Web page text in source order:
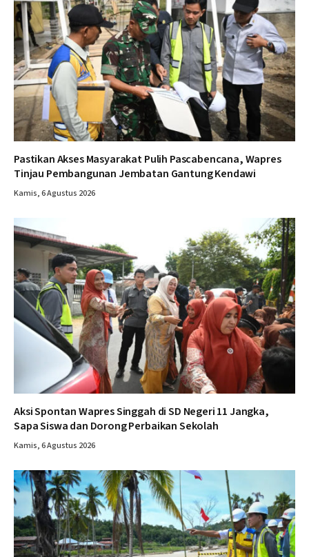
Pastikan Akses Masyarakat Pulih Pascabencana, Wapres
Tinjau Pembangunan Jembatan Gantung Kendawi
Kamis, 6 Agustus 2026
Aksi Spontan Wapres Singgah di SD Negeri 11 Jangka,
Sapa Siswa dan Dorong Perbaikan Sekolah
Kamis, 6 Agustus 2026